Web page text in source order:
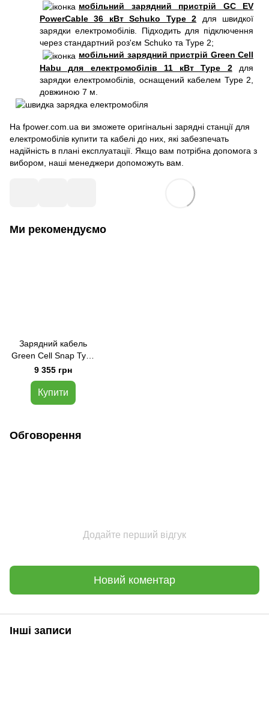
мобільний зарядний пристрій GC EV
PowerCable 36 кВт Schuko Type 2 для швидкої
зарядки електромобілів. Підходить для підключення
через стандартний роз'єм Schuko та Type 2;
мобільний зарядний пристрій Green Cell
Habu для електромобілів 11 кВт Type 2для
зарядки електромобілів, оснащений кабелем Type 2,
довжиною 7 м.
На fpower.com.ua ви зможете оригінальні зарядні станції для
електромобілів купити та кабелі до них, які забезпечать
надійність в плані експлуатації. Якщо вам потрібна допомога з
вибором, наші менеджери допоможуть вам.
Ми рекомендуємо
Зарядний кабель
Green Cell Snap Type
2 EV, 11kW, 7m,
EVKABGC04
9 355 грн
Купити
Обговорення
Додайте перший відгук
Новий коментар
Інші записи